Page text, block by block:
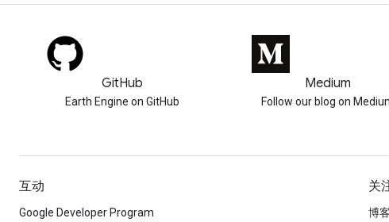
GitHub
Earth Engine on GitHub
Medium
Follow our blog on
互动
Google Developer Program
关
博客